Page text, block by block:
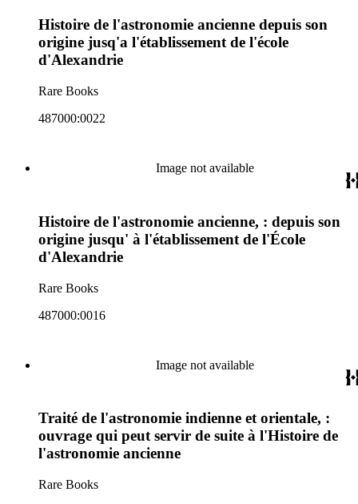
Histoire de l'astronomie ancienne depuis son
origine jusq'a l'établissement de l'école
d'Alexandrie
Rare Books
487000:0022
Image not available
Histoire de l'astronomie ancienne, : depuis son
origine jusqu' à l'établissement de l'École
d'Alexandrie
Rare Books
487000:0016
Image not available
Traité de l'astronomie indienne et orientale, :
ouvrage qui peut servir de suite à l'Histoire de
l'astronomie ancienne
Rare Books